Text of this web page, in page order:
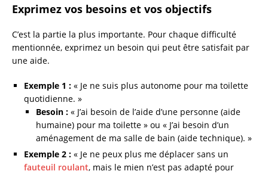
Exprimez vos besoins et vos objectifs
C’est la partie la plus importante. Pour chaque difficulté
mentionnée, exprimez un besoin qui peut être satisfait par
une aide.
Exemple 1 : « Je ne suis plus autonome pour ma toilette
quotidienne. »
Besoin : « J’ai besoin de l’aide d’une personne (aide
humaine) pour ma toilette » ou « J’ai besoin d’un
aménagement de ma salle de bain (aide technique). »
Exemple 2 : « Je ne peux plus me déplacer sans un
fauteuil roulant, mais le mien n’est pas adapté pour